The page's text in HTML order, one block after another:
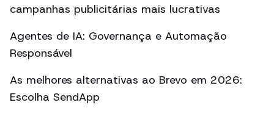
campanhas publicitárias mais lucrativas
Agentes de IA: Governança e Automação
Responsável
As melhores alternativas ao Brevo em 2026:
Escolha SendApp